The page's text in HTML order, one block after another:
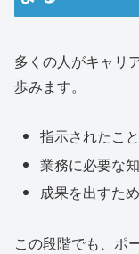
多くの人がキャリ
歩みます。
指示されたこ
業務に必要な
成果を出すた
この段階でも、ポ